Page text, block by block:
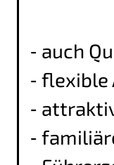
auch
flexible